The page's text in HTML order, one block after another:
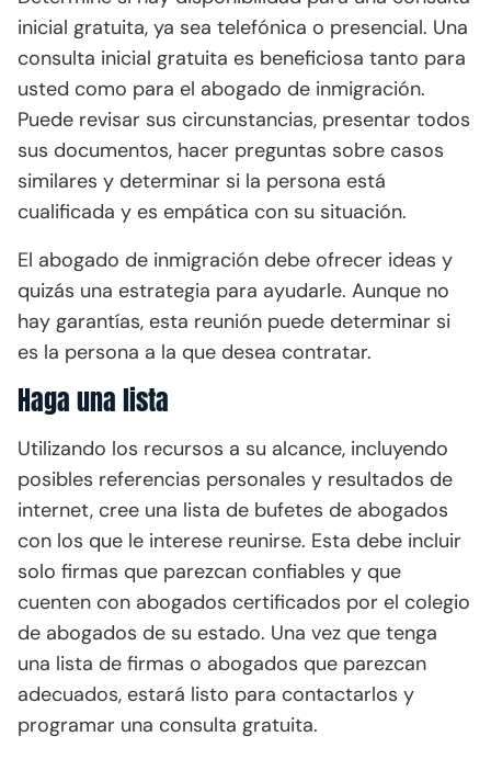
inicial gratuita, ya sea telefónica o presencial. Una
consulta inicial gratuita es beneficiosa tanto para
usted como para el abogado de inmigración.
Puede revisar sus circunstancias, presentar todos
sus documentos, hacer preguntas sobre casos
similares y determinar si la persona está
cualificada y es empática con su situación.
El abogado de inmigración debe ofrecer ideas y
quizás una estrategia para ayudarle. Aunque no
hay garantías, esta reunión puede determinar si
es la persona a la que desea contratar.
Haga una lista
Utilizando los recursos a su alcance, incluyendo
posibles referencias personales y resultados de
internet, cree una lista de bufetes de abogados
con los que le interese reunirse. Esta debe incluir
solo firmas que parezcan confiables y que
cuenten con abogados certificados por el colegio
de abogados de su estado. Una vez que tenga
una lista de firmas o abogados que parezcan
adecuados, estará listo para contactarlos y
programar una consulta gratuita.